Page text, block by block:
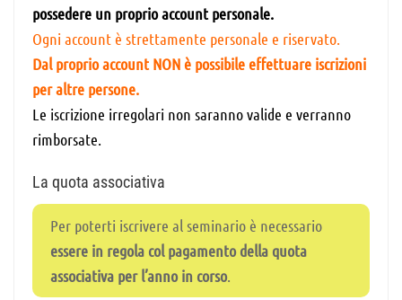
possedere un proprio account personale.
Ogni account è strettamente personale e riservato.
Dal proprio account NON è possibile effettuare iscrizioni
per altre persone.
Le iscrizione irregolari non saranno valide e verranno
rimborsate.
La quota associativa
Per poterti iscrivere al seminario è necessario
essere in regola col pagamento della quota
associativa per l’anno in corso.